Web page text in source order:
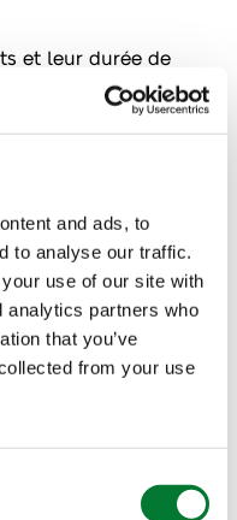
and ads, to
to analyse our traffic.
use of our site with
analytics partners who
that you’ve
from your use
et leur durée de
résistance à la
de plein champ ou
pour une
couleurs intenses
le produit et la